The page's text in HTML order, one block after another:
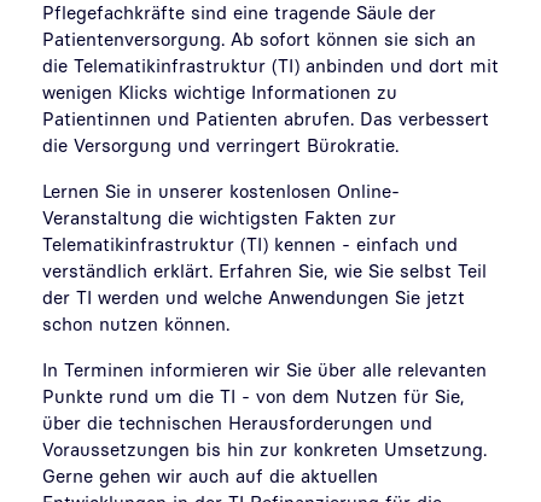
Pflegefachkräfte sind eine tragende Säule der
Patientenversorgung. Ab sofort können sie sich an
die Telematikinfrastruktur (TI) anbinden und dort mit
wenigen Klicks wichtige Informationen zu
Patientinnen und Patienten abrufen. Das verbessert
die Versorgung und verringert Bürokratie.
Lernen Sie in unserer kostenlosen Online-
Veranstaltung die wichtigsten Fakten zur
Telematikinfrastruktur (TI) kennen - einfach und
verständlich erklärt. Erfahren Sie, wie Sie selbst Teil
der TI werden und welche Anwendungen Sie jetzt
schon nutzen können.
In Terminen informieren wir Sie über alle relevanten
Punkte rund um die TI - von dem Nutzen für Sie,
über die technischen Herausforderungen und
Voraussetzungen bis hin zur konkreten Umsetzung.
Gerne gehen wir auch auf die aktuellen